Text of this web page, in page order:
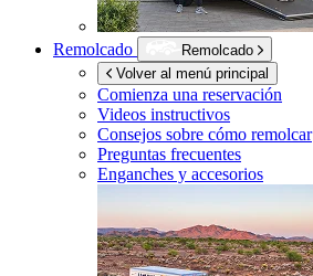
Remolcado
Remolcado
Volver al menú principal
Comienza una reservación
Videos instructivos
Consejos sobre cómo remolcar
Preguntas frecuentes
Enganches y accesorios